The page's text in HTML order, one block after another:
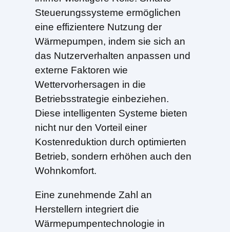
Steuerungssysteme ermöglichen
eine effizientere Nutzung der
Wärmepumpen, indem sie sich an
das Nutzerverhalten anpassen und
externe Faktoren wie
Wettervorhersagen in die
Betriebsstrategie einbeziehen.
Diese intelligenten Systeme bieten
nicht nur den Vorteil einer
Kostenreduktion durch optimierten
Betrieb, sondern erhöhen auch den
Wohnkomfort.
Eine zunehmende Zahl an
Herstellern integriert die
Wärmepumpentechnologie in